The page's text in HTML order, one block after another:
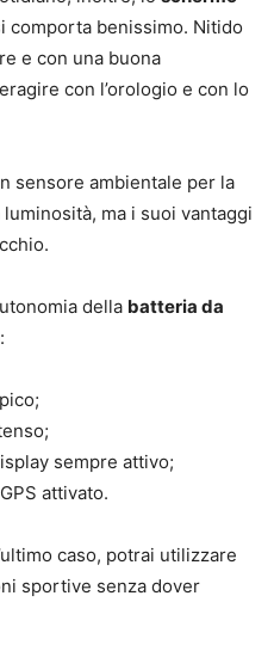
comporta benissimo. Nitido
e con una buona
con l’orologio e con lo
sensore ambientale per la
ma i suoi vantaggi
della batteria da
sempre attivo;
attivato.
caso, potrai utilizzare
sportive senza dover